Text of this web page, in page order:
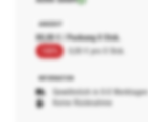
00,00 € / Packung 0 Stck.
0,00 € pro 0 Stck.
Gewöhnlich in 0-0 Werktagen
Keine Rücknahme